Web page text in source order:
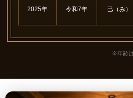
2025年 令和7年 巳（み）
※年齢